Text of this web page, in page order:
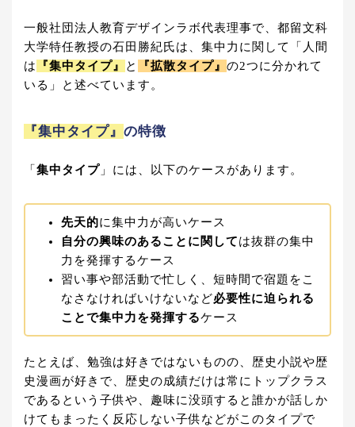
一般社団法人教育デザインラボ代表理事で、都留文科
大学特任教授の石田勝紀氏は、集中力に関して「人間
は
『集中タイプ』 と 『拡散タイプ』 の2つに分かれて
いる」と述べています。
『集中タイプ』 の特徴
「 集中タイプ 」には、以下のケースがあります。
先天的に集中力が高いケース
自分の興味のあることに関しては抜群の集中
力を発揮するケース
習い事や部活動で忙しく、短時間で宿題をこ
なさなければいけないなど必要性に迫られる
ことで集中力を発揮するケース
たとえば、勉強は好きではないものの、歴史小説や歴
史漫画が好きで、歴史の成績だけは常にトップクラス
であるという子供や、趣味に没頭すると誰かが話しか
けてもまったく反応しない子供などがこのタイプで